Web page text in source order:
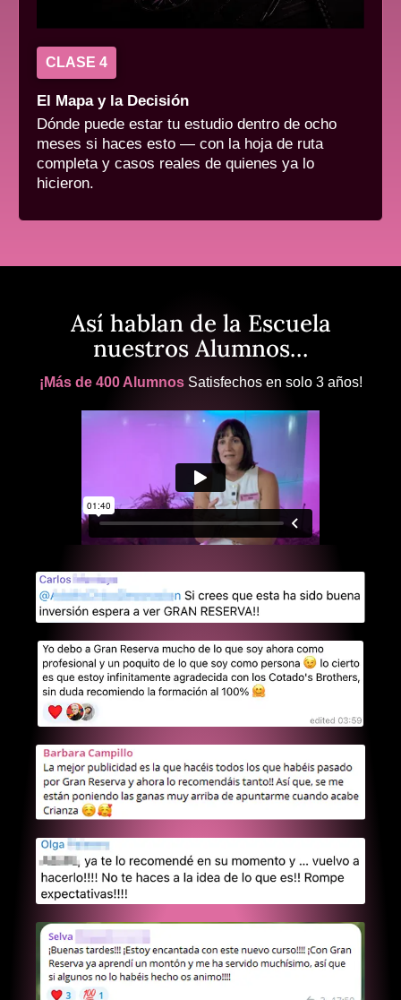
CLASE 4
El Mapa y la Decisión
Dónde puede estar tu estudio dentro de ocho
meses si haces esto — con la hoja de ruta
completa y casos reales de quienes ya lo
hicieron.
Así hablan de la Escuela
nuestros Alumnos…
¡Más de 400 Alumnos Satisfechos en solo 3 años!